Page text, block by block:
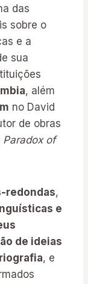
das
sobre o
e a
sua
, além
no David
de obras
Paradox of
redondas,
e
de ideias
, e